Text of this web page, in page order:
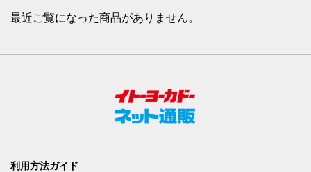
最近ご覧になった商品がありません。
利用方法ガイド